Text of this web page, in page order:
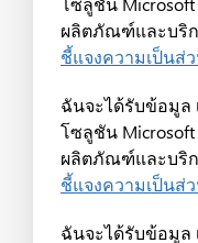
ผลิตภัณฑ์และบริก
ชี้แจงความเป็นส่
ฉันจะได้รับข้อมูล
โซลูชัน Microsoft
ผลิตภัณฑ์และบริก
ชี้แจงความเป็นส่
ฉันจะได้รับข้อมูล